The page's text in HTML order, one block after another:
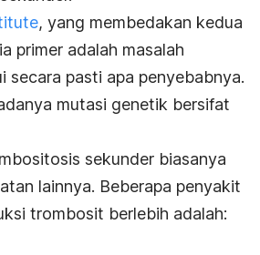
, yang membedakan kedua
primer adalah masalah
pasti apa penyebabnya.
mutasi genetik bersifat
sekunder biasanya
lainnya. Beberapa penyakit
trombosit berlebih adalah: